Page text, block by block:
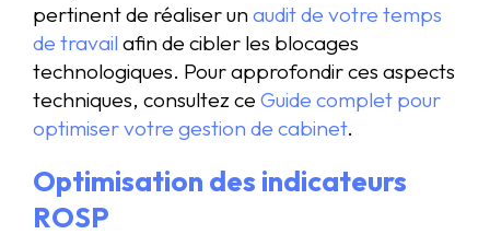
pertinent de réaliser unaudit de votre temps
de travail afin de cibler les blocages
technologiques. Pour approfondir ces aspects
techniques, consultez ce Guide complet pour
optimiser votre gestion de cabinet.
Optimisation des indicateurs
ROSP